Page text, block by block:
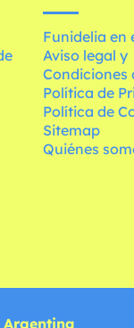
Funidelia en
Aviso legal y
Condiciones
Política de
Política de
Sitemap
Quiénes